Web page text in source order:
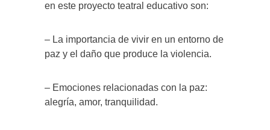
en este proyecto teatral educativo son:
– La importancia de vivir en un entorno de
paz y el daño que produce la violencia.
– Emociones relacionadas con la paz:
alegría, amor, tranquilidad.